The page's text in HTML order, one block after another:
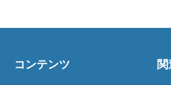
コンテンツ 関